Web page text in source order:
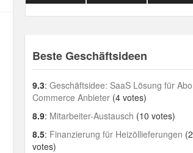
Beste Geschäftsideen
9.3: Geschäftsidee: SaaS Lösung für Abo
Commerce Anbieter (4 votes)
8.9: Mitarbeiter-Austausch (10 votes)
8.5: Finanzierung für Heizöllieferungen (2
votes)